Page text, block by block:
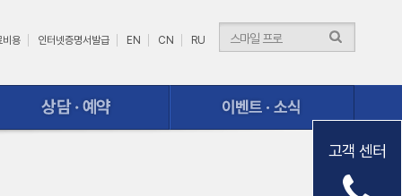
이벤트ㆍ소식
고객 센터
비용 인터넷증명서발급 EN CN RU